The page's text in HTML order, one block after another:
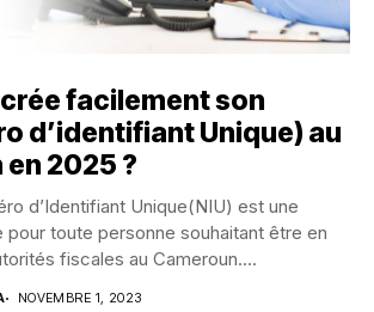
facilement son
d’identifiant Unique) au
2025 ?
d’Identifiant Unique(NIU) est une
toute personne souhaitant être en
fiscales au Cameroun....
NOVEMBRE 1, 2023